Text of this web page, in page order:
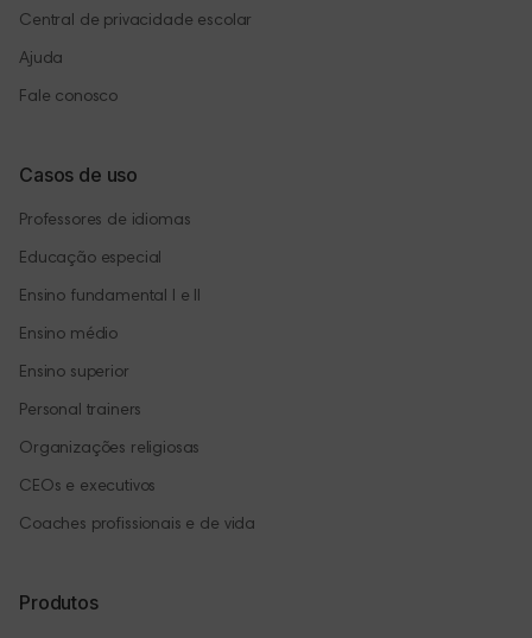
Central de privacidade escolar
Ajuda
Fale conosco
Casos de uso
Professores de idiomas
Educação especial
Ensino fundamental I e II
Ensino médio
Ensino superior
Personal trainers
Organizações religiosas
CEOs e executivos
Coaches profissionais e de vida
Produtos